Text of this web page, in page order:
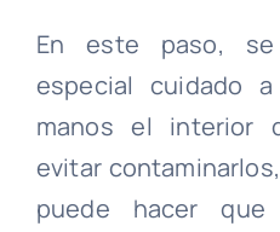
En este paso,
especial cuidado
manos el interior
evitar
puede hacer